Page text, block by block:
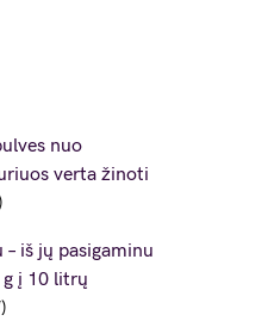
nuo
verta žinoti
iš jų pasigaminu
g į 10 litrų